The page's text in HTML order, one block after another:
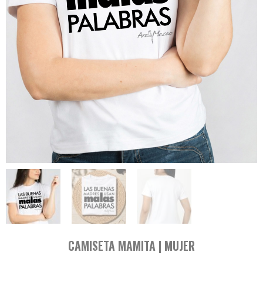
CAMISETA MAMITA | MUJER